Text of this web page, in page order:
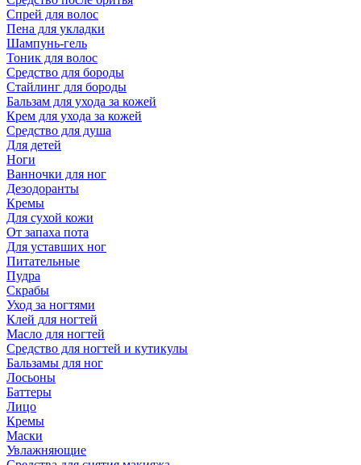
Спрей для волос
Пена для укладки
Шампунь-гель
Тоник для волос
Средство для бороды
Стайлинг для бороды
Бальзам для ухода за кожей
Крем для ухода за кожей
Средство для душа
Для детей
Ноги
Ванночки для ног
Дезодоранты
Кремы
Для сухой кожи
От запаха пота
Для уставших ног
Питательные
Пудра
Скрабы
Уход за ногтями
Клей для ногтей
Масло для ногтей
Средство для ногтей и кутикулы
Бальзамы для ног
Лосьоны
Баттеры
Лицо
Кремы
Маски
Увлажняющие